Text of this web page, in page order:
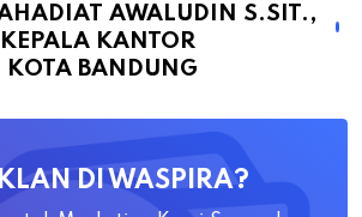
AHADIAT AWALUDIN S.SIT.,
KANTOR
KOTA BANDUNG
DI WASPIRA?